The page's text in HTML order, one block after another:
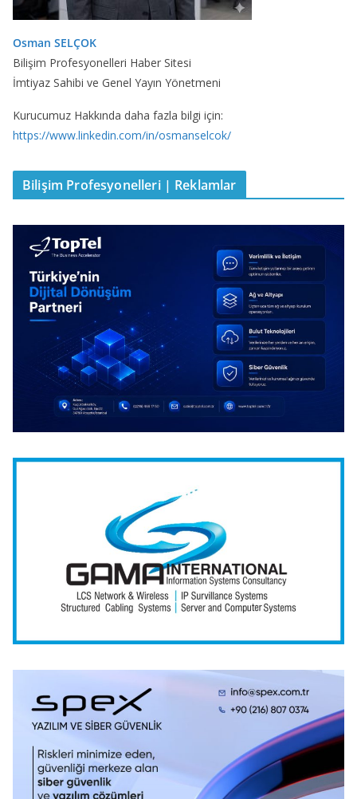
Osman SELÇOK
Bilişim Profesyonelleri Haber Sitesi
İmtiyaz Sahibi ve Genel Yayın Yönetmeni
Kurucumuz Hakkında daha fazla bilgi için:
https://www.linkedin.com/in/osmanselcok/
Bilişim Profesyonelleri | Reklamlar